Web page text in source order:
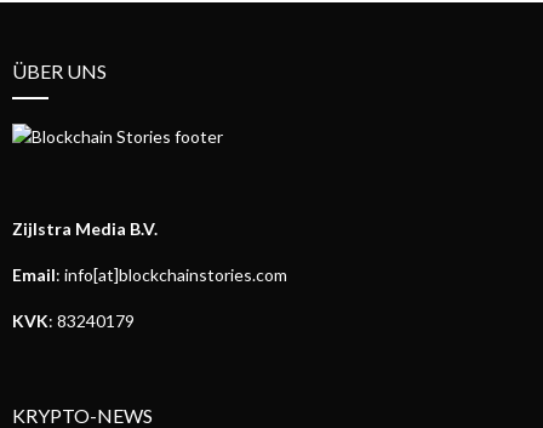
ÜBER UNS
Zijlstra Media B.V.
Email: info[at]blockchainstories.com
KVK: 83240179
KRYPTO-NEWS